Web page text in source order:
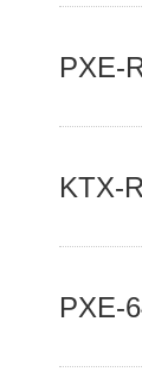
PXE-
KTX-
PXE-